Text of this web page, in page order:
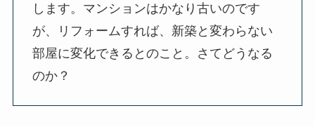
します。マンションはかなり古いのです
が、リフォームすれば、新築と変わらない
部屋に変化できるとのこと。さてどうなる
のか？